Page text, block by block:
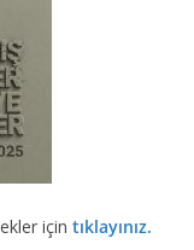
için tıklayınız.